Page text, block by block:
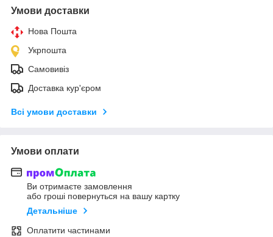
Умови доставки
Нова Пошта
Укрпошта
Самовивіз
Доставка кур'єром
Всі умови доставки
Умови оплати
Ви отримаєте замовлення
або гроші повернуться на вашу картку
Детальніше
Оплатити частинами